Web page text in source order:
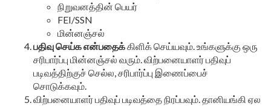
நிறுவனத்தின் பெயர்
FEI/SSN
மின்னஞ்சல்
பதிவு செய்க என்பதைக்கிளிக் செய்யவும். உங்களுக்கு ஒரு
சரிபார்ப்பு மின்னஞ்சல் வரும். விற்பனையாளர் பதிவுப்
படிவத்திற்குச் செல்ல, சரிபார்ப்பு இணைப்பைச்
சொடுக்கவும்.
விற்பனையாளர் பதிவுப் படிவத்தை நிரப்பவும். தானியங்கி ஏல